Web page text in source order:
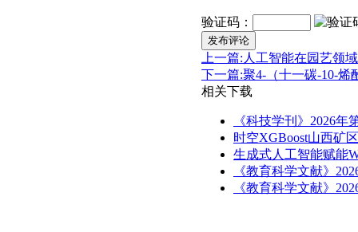
验证码：
发布评论
上一篇:人工智能在园艺领
下一篇:聚4-（十一碳-10-
相关下载
《科技学刊》2026年
时空XGBoost山西矿
生成式人工智能赋能
《教育科学文献》
《教育科学文献》